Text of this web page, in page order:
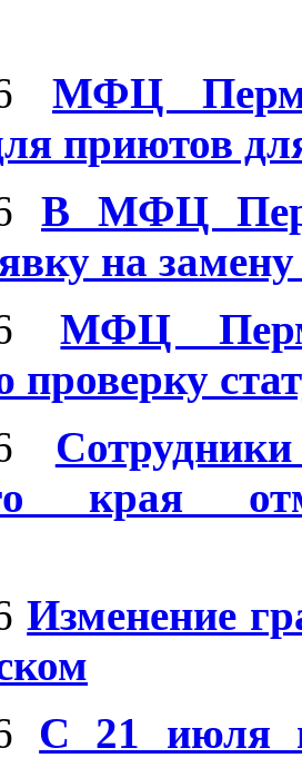
МФЦ
приютов
В МФЦ
на
МФЦ
проверку
края
Изменение
С 21 июля